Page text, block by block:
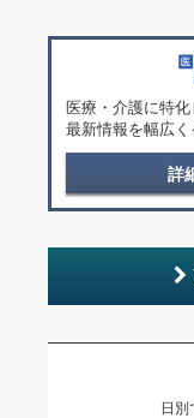
医療・介護に特化
最新情報を幅広く
詳
日別